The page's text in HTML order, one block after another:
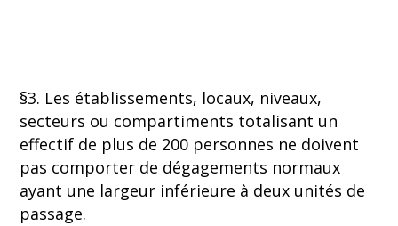
§3. Les établissements, locaux, niveaux,
secteurs ou compartiments totalisant un
effectif de plus de 200 personnes ne doivent
pas comporter de dégagements normaux
ayant une largeur inférieure à deux unités de
passage.